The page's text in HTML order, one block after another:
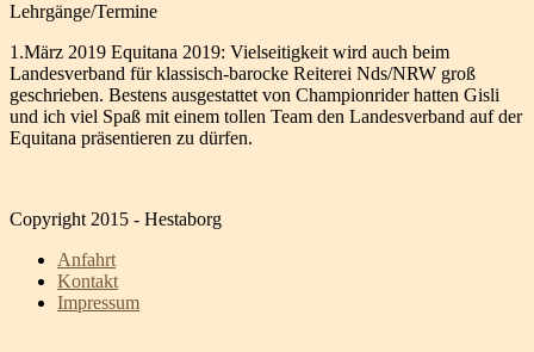
Lehrgänge/Termine
1.März 2019 Equitana 2019: Vielseitigkeit wird auch beim
Landesverband für klassisch-barocke Reiterei Nds/NRW groß
geschrieben. Bestens ausgestattet von Championrider hatten Gisli
und ich viel Spaß mit einem tollen Team den Landesverband auf der
Equitana präsentieren zu dürfen.
Copyright 2015 - Hestaborg
Anfahrt
Kontakt
Impressum